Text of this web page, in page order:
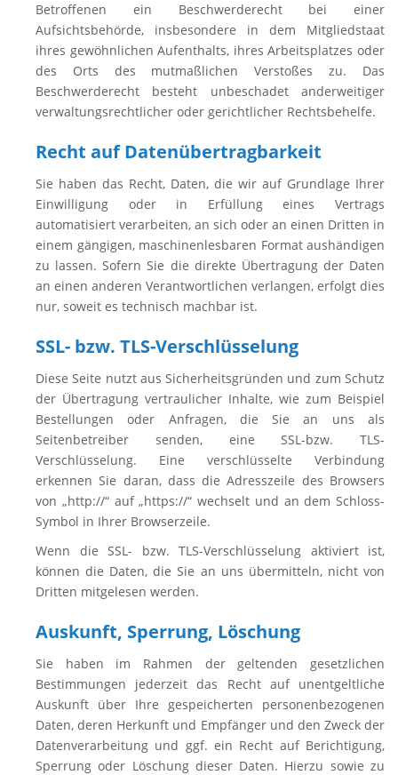
Betroffenen ein Beschwerderecht bei einer
Aufsichtsbehörde, insbesondere in dem Mitgliedstaat
ihres gewöhnlichen Aufenthalts, ihres Arbeitsplatzes oder
des Orts des mutmaßlichen Verstoßes zu. Das
Beschwerderecht besteht unbeschadet anderweitiger
verwaltungsrechtlicher oder gerichtlicher Rechtsbehelfe.
Recht auf Datenübertragbarkeit
Sie haben das Recht, Daten, die wir auf Grundlage Ihrer
Einwilligung oder in Erfüllung eines Vertrags
automatisiert verarbeiten, an sich oder an einen Dritten in
einem gängigen, maschinenlesbaren Format aushändigen
zu lassen. Sofern Sie die direkte Übertragung der Daten
an einen anderen Verantwortlichen verlangen, erfolgt dies
nur, soweit es technisch machbar ist.
SSL- bzw. TLS-Verschlüsselung
Diese Seite nutzt aus Sicherheitsgründen und zum Schutz
der Übertragung vertraulicher Inhalte, wie zum Beispiel
Bestellungen oder Anfragen, die Sie an uns als
Seitenbetreiber senden, eine SSL-bzw. TLS-
Verschlüsselung. Eine verschlüsselte Verbindung
erkennen Sie daran, dass die Adresszeile des Browsers
von „http://“ auf „https://“ wechselt und an dem Schloss-
Symbol in Ihrer Browserzeile.
Wenn die SSL- bzw. TLS-Verschlüsselung aktiviert ist,
können die Daten, die Sie an uns übermitteln, nicht von
Dritten mitgelesen werden.
Auskunft, Sperrung, Löschung
Sie haben im Rahmen der geltenden gesetzlichen
Bestimmungen jederzeit das Recht auf unentgeltliche
Auskunft über Ihre gespeicherten personenbezogenen
Daten, deren Herkunft und Empfänger und den Zweck der
Datenverarbeitung und ggf. ein Recht auf Berichtigung,
Sperrung oder Löschung dieser Daten. Hierzu sowie zu